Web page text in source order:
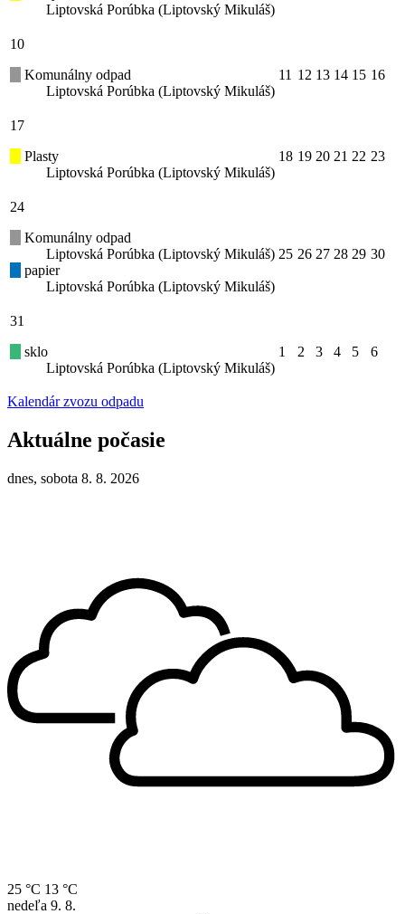
Liptovská Porúbka (Liptovský Mikuláš)
10
Komunálny odpad
Liptovská Porúbka (Liptovský Mikuláš)
11 12 13 14 15 16
17
Plasty
Liptovská Porúbka (Liptovský Mikuláš)
18 19 20 21 22 23
24
Komunálny odpad
Liptovská Porúbka (Liptovský Mikuláš)
papier
Liptovská Porúbka (Liptovský Mikuláš)
25 26 27 28 29 30
31
sklo
Liptovská Porúbka (Liptovský Mikuláš)
1 2 3 4 5 6
Kalendár zvozu odpadu
Aktuálne počasie
dnes, sobota 8. 8. 2026
25 °C 13 °C
nedeľa 9. 8.